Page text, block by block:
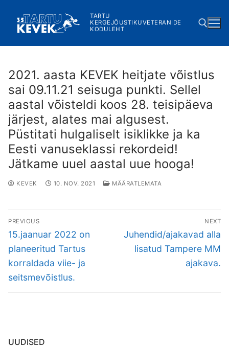
content
TARTU
KERGEJÕUSTIKUVETERANIDE
KODULEHT
2021. aasta KEVEK heitjate võistlus
sai 09.11.21 seisuga punkti. Sellel
aastal võisteldi koos 28. teisipäeva
järjest, alates mai algusest.
Püstitati hulgaliselt isiklikke ja ka
Eesti vanuseklassi rekordeid!
Jätkame uuel aastal uue hooga!
KEVEK 10. NOV. 2021 MÄÄRATLEMATA
Navigeerimine
PREVIOUS
Previous
post:
15.jaanuar 2022 on
planeeritud Tartus
korraldada viie- ja
seitsmevõistlus.
NEXT
Next
post:
Juhendid/ajakavad alla
lisatud Tampere MM
ajakava.
UUDISED